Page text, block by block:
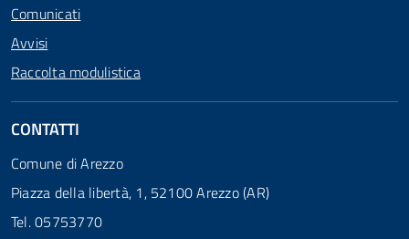
Comunicati
Avvisi
Raccolta modulistica
CONTATTI
Comune di Arezzo
Piazza della libertà, 1, 52100 Arezzo (AR)
Tel. 05753770